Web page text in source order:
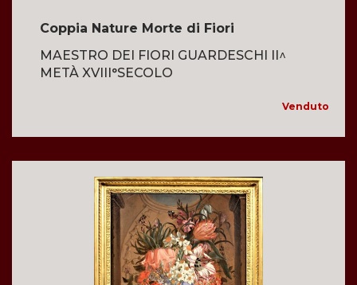
Coppia Nature Morte di Fiori
MAESTRO DEI FIORI GUARDESCHI II^
METÀ XVIII°SECOLO
Venduto